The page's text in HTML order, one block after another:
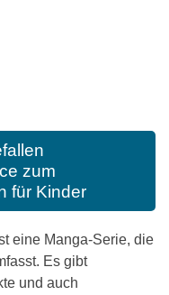
zum
für Kinder
eine Manga-Serie, die
Es gibt
und auch